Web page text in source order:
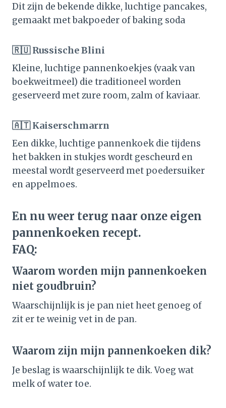
Dit zijn de bekende dikke, luchtige pancakes,
gemaakt met bakpoeder of baking soda
🇷🇺 Russische Blini
Kleine, luchtige pannenkoekjes (vaak van
boekweitmeel) die traditioneel worden
geserveerd met zure room, zalm of kaviaar.
🇦🇹 Kaiserschmarrn
Een dikke, luchtige pannenkoek die tijdens
het bakken in stukjes wordt gescheurd en
meestal wordt geserveerd met poedersuiker
en appelmoes.
En nu weer terug naar onze eigen
pannenkoeken recept.
FAQ:
Waarom worden mijn pannenkoeken
niet goudbruin?
Waarschijnlijk is je pan niet heet genoeg of
zit er te weinig vet in de pan.
Waarom zijn mijn pannenkoeken dik?
Je beslag is waarschijnlijk te dik. Voeg wat
melk of water toe.